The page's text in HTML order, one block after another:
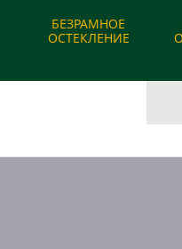
БЕЗРАМНОЕ
ОСТЕКЛЕНИЕ